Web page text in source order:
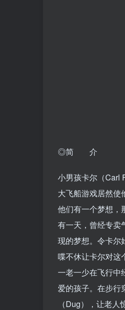
◎简 介
小男孩卡尔（Carl
大飞船游戏居然使
他们有一个梦想，
有一天，曾经专卖
现的梦想。令卡尔
喋不休让卡尔对这
一老一少在飞行中
爱的孩子。在步行
（Dug），让老